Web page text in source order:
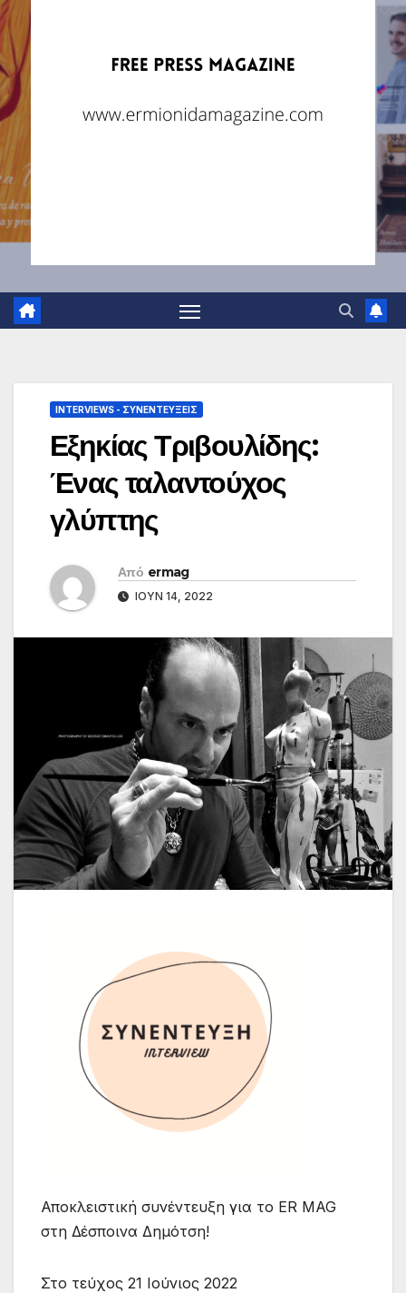
INTERVIEWS - ΣΥΝΕΝΤΕΎΞΕΙΣ
Εξηκίας Τριβουλίδης:
Ένας ταλαντούχος
γλύπτης
Από ermag
ΙΟΎΝ 14, 2022
Αποκλειστική συνέντευξη για το ER MAG
στη Δέσποινα Δημότση!
Στο τεύχος 21 Ιούνιος 2022